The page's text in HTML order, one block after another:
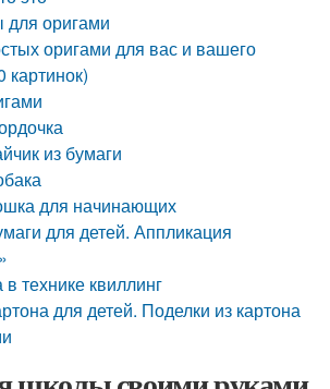
оригами
оригами для вас и вашего
картинок)
из бумаги
для начинающих
для детей. Аппликация
технике квиллинг
для детей. Поделки из картона